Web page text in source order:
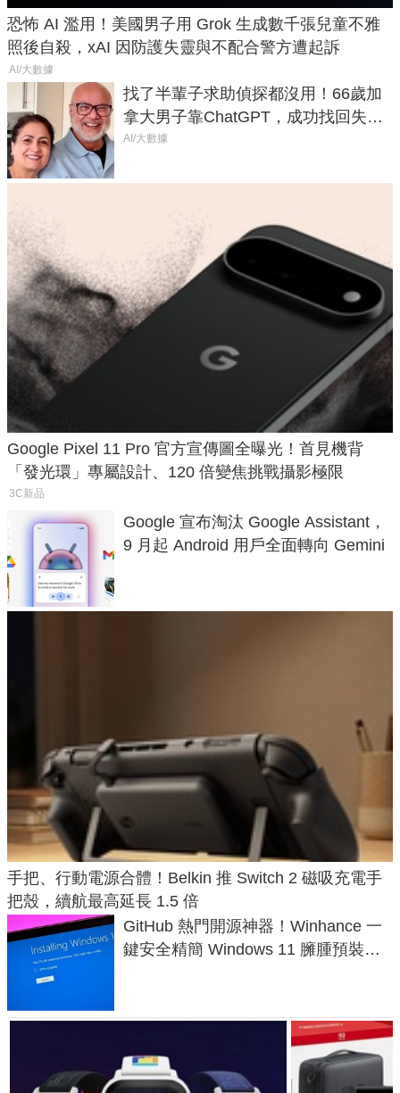
恐怖 AI 濫用！美國男子用 Grok 生成數千張兒童不雅
照後自殺，xAI 因防護失靈與不配合警方遭起訴
AI/大數據
找了半輩子求助偵探都沒用！66歲加
拿大男子靠ChatGPT，成功找回失散
50年家人
AI/大數據
Google Pixel 11 Pro 官方宣傳圖全曝光！首見機背
「發光環」專屬設計、120 倍變焦挑戰攝影極限
3C新品
Google 宣布淘汰 Google Assistant，
9 月起 Android 用戶全面轉向 Gemini
手把、行動電源合體！Belkin 推 Switch 2 磁吸充電手
把殼，續航最高延長 1.5 倍
GitHub 熱門開源神器！Winhance 一
鍵安全精簡 Windows 11 臃腫預裝軟